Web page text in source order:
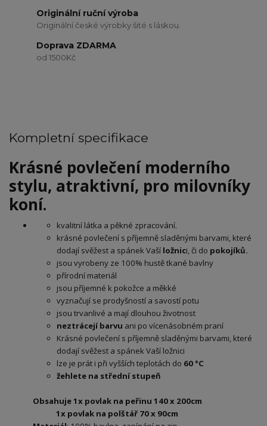
Originální ruční výroba
Originální české výrobky šité s láskou.
Doprava ZDARMA
od 1500Kč
Kompletní specifikace
Krásné povlečení moderního
stylu, atraktivní, pro milovníky
koní.
kvalitní látka a pěkné zpracování.
krásné povlečení s příjemně sladěnými barvami, které
dodají svěžest a spánek Vaší ložnici, či do pokojíků.
jsou vyrobeny ze 100% hustě tkané bavlny
přírodní materiál
jsou příjemné k pokožce a měkké
vyznačují se prodyšností a savostí potu
jsou trvanlivé a mají dlouhou životnost
neztrácejí barvu ani po vícenásobném praní
Krásné povlečení s příjemně sladěnými barvami, které
dodají svěžest a spánek Vaší ložnici
lze je prát i při vyšších teplotách do 60 °C
žehlete na střední stupeň
Obsahuje 1x povlak na peřinu 140 x 200cm
1x povlak na polštář 70 x 90cm